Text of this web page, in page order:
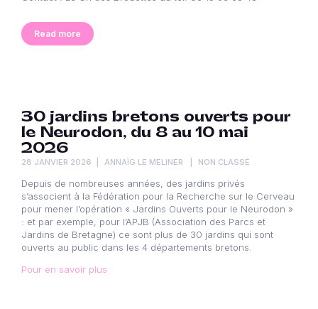
Read more
30 jardins bretons ouverts pour
le Neurodon, du 8 au 10 mai
2026
28 JANVIER 2026 ANNAÏG LE MELINER NON CLASSÉ
Depuis de nombreuses années, des jardins privés
s’associent à la Fédération pour la Recherche sur le Cerveau
pour mener l’opération « Jardins Ouverts pour le Neurodon »
: et par exemple, pour l’APJB (Association des Parcs et
Jardins de Bretagne) ce sont plus de 30 jardins qui sont
ouverts au public dans les 4 départements bretons.
Pour en savoir plus